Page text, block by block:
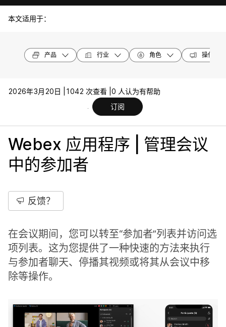
本文适用于：
产品 行业 角色 操作系统
2026年3月20日 | 1042 次查看 | 0 人认为有帮助
订阅
Webex 应用程序 | 管理会议
中的参加者
反馈？
在会议期间，您可以转至“参加者”列表并访问选
项列表。这为您提供了一种快速的方法来执行
与参加者聊天、停播其视频或将其从会议中移
除等操作。